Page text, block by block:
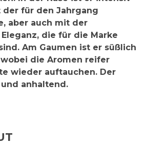
für den Jahrgang
aber auch mit der
die für die Marke
Am Gaumen ist er süßlich
die Aromen reifer
wieder auftauchen. Der
anhaltend.